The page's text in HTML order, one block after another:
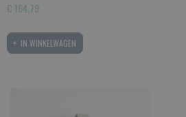
€ 164,79
IN WINKELWAGEN